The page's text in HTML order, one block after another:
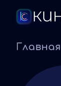
Главная